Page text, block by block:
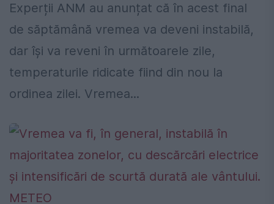
Experții ANM au anunțat că în acest final
de săptămână vremea va deveni instabilă,
dar își va reveni în următoarele zile,
temperaturile ridicate fiind din nou la
ordinea zilei. Vremea...